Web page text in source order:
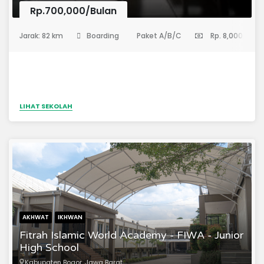
Abu Dzar memasukkan kurikulum mandirinya berupa
Rp.700,000/Bulan
Jarak: 82 km Boarding Paket A/B/C Rp. 8,000,000
LIHAT SEKOLAH
AKHWAT IKHWAN
Fitrah Islamic World Academy - FIWA - Junior
High School